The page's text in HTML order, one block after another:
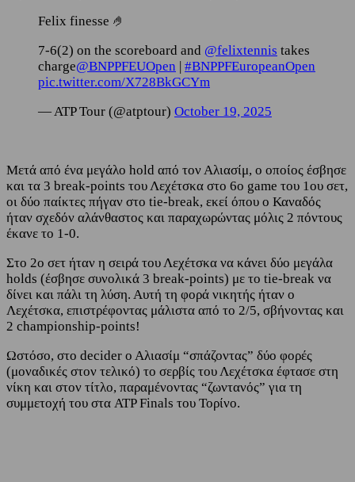
Felix finesse 🤌
7-6(2) on the scoreboard and @felixtennis takes
charge@BNPPFEUOpen | #BNPPFEuropeanOpen
pic.twitter.com/X728BkGCYm
— ATP Tour (@atptour) October 19, 2025
Μετά από ένα μεγάλο hold από τον Αλιασίμ, ο οποίος έσβησε
και τα 3 break-points του Λεχέτσκα στο 6ο game του 1ου σετ,
οι δύο παίκτες πήγαν στο tie-break, εκεί όπου ο Καναδός
ήταν σχεδόν αλάνθαστος και παραχωρώντας μόλις 2 πόντους
έκανε το 1-0.
Στο 2ο σετ ήταν η σειρά του Λεχέτσκα να κάνει δύο μεγάλα
holds (έσβησε συνολικά 3 break-points) με το tie-break να
δίνει και πάλι τη λύση. Αυτή τη φορά νικητής ήταν ο
Λεχέτσκα, επιστρέφοντας μάλιστα από το 2/5, σβήνοντας και
2 championship-points!
Ωστόσο, στο decider ο Αλιασίμ “σπάζοντας” δύο φορές
(μοναδικές στον τελικό) το σερβίς του Λεχέτσκα έφτασε στη
νίκη και στον τίτλο, παραμένοντας “ζωντανός” για τη
συμμετοχή του στα ATP Finals του Τορίνο.